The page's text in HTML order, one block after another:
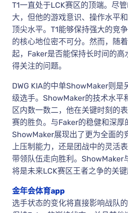
T1一直处于LCK赛区的顶端。尽
大，但他的游戏意识、操作水平
顶尖水平。T1能够保持强大的竞
的核心地位密不可分。然而，随
起，Faker是否能保持长时间的高
得关注的问题。
DWG KIA的中单ShowMaker则是
级选手。ShowMaker的技术水平
区内数一数二，他在关键时刻的
赛的胜负。与Faker的稳健和深厚
ShowMaker展现出了更为全面的
上压制能力，还是团战中的灵活
带领队伍走向胜利。ShowMaker
将是未来LCK赛区王者之争的关键
金年会体育app
选手状态的变化将直接影响战队